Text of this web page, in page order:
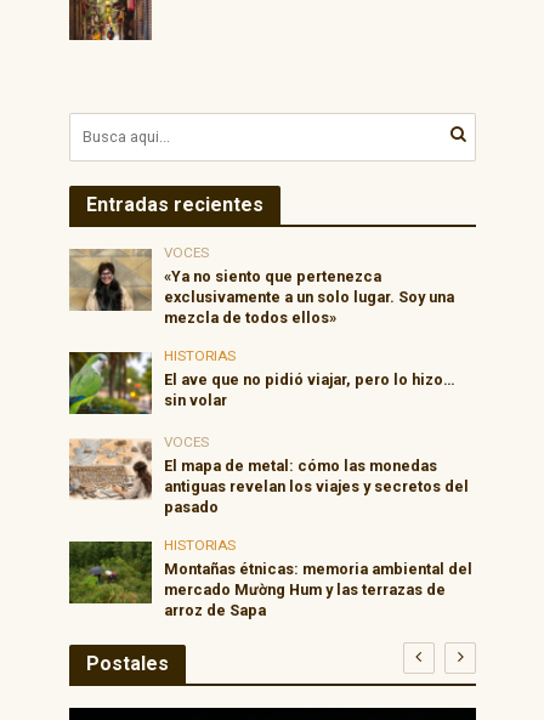
Entradas recientes
VOCES
«Ya no siento que pertenezca
exclusivamente a un solo lugar. Soy una
mezcla de todos ellos»
HISTORIAS
El ave que no pidió viajar, pero lo hizo…
sin volar
VOCES
El mapa de metal: cómo las monedas
antiguas revelan los viajes y secretos del
pasado
HISTORIAS
Montañas étnicas: memoria ambiental del
mercado Mường Hum y las terrazas de
arroz de Sapa
Postales